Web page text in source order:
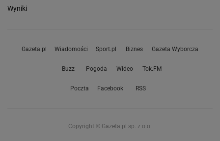
Wyniki
Gazeta.pl Wiadomości Sport.pl Biznes Gazeta Wyborcza
Buzz Pogoda Wideo Tok.FM
Poczta Facebook RSS
Copyright © Gazeta.pl sp. z o.o.